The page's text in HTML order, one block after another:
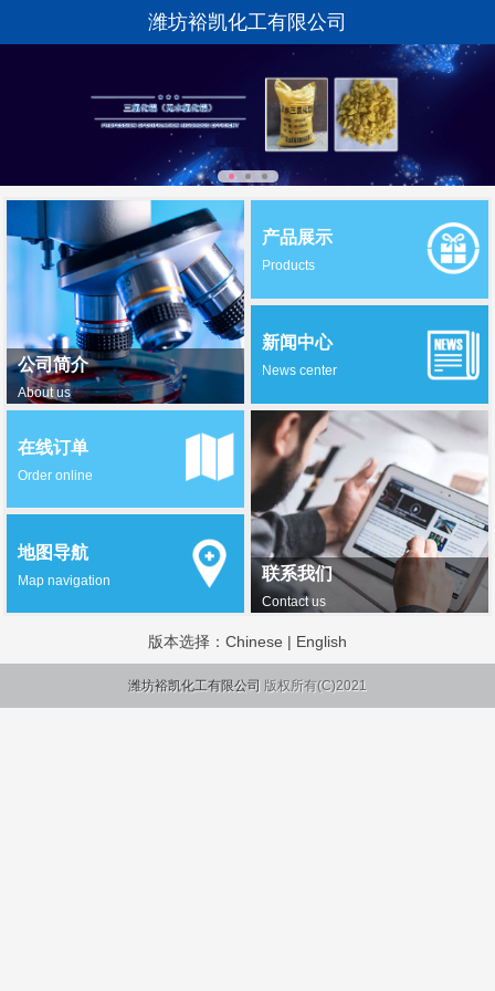
潍坊裕凯化工有限公司
公司简介
About us
产品展示
Products
新闻中心
News center
联系我们
Contact us
在线订单
Order online
地图导航
Map navigation
版本选择： Chinese | English
潍坊裕凯化工有限公司 版权所有(C)2021